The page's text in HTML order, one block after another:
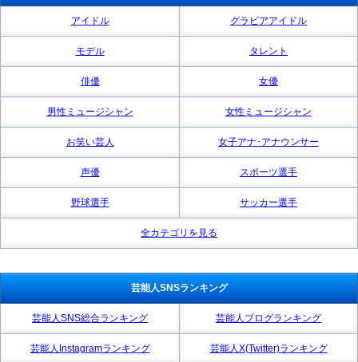
アイドル グラビアアイドル
モデル タレント
俳優 女優
男性ミュージシャン 女性ミュージシャン
お笑い芸人 女子アナ･アナウンサー
声優 スポーツ選手
野球選手 サッカー選手
全カテゴリを見る
芸能人SNSランキング
芸能人SNS総合ランキング 芸能人ブログランキング
芸能人Instagramランキング 芸能人X(Twitter)ランキング